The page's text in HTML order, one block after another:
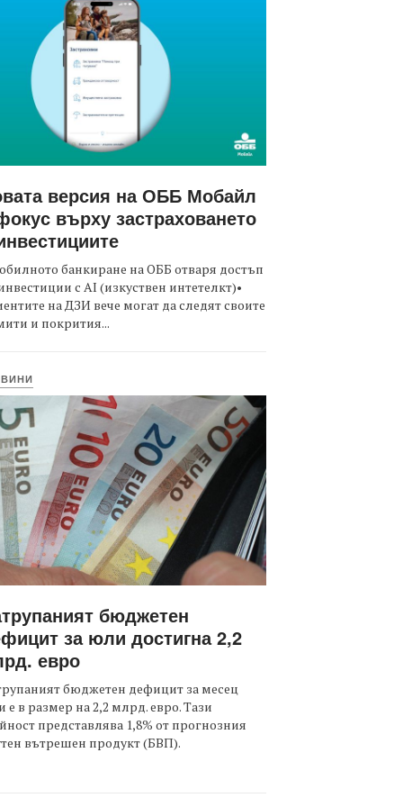
версия на ОББ Мобайл
върху застраховането
банкиране на ОББ отваря достъп
с AI (изкуствен интетелкт)•
на ДЗИ вече могат да следят своите
и покрития...
бюджетен
за юли достигна 2,2
евро
бюджетен дефицит за месец
е в размер на 2,2 млрд. евро. Тази
представлява 1,8% от прогнозния
вътрешен продукт (БВП).